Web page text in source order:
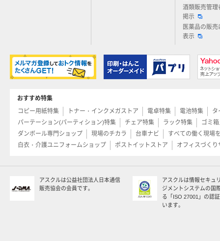
酒類販売管理
掲示
医薬品の販売
表示
おすすめ特集
コピー用紙特集
トナー・インクメガストア 電卓特集 電池特集
タ
パーテーション(パーティション)特集
チェア特集 ラック特集
ゴミ
ダンボール専門ショップ
現場のチカラ 台車ナビ
すべての働く現場
白衣・介護ユニフォームショップ
ポストイットストア オフィスづくり
アスクルは公益社団法人日本通信
販売協会の会員です。
アスクルは情報セキュ
ジメントシステムの国
る「ISO 27001」の認
います。